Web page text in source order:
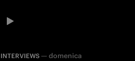
INTERVIEWS —domenica